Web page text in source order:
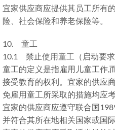
宜家供应商应提供其员工所有
险、社会保险和养老保险等。
10. 童工
10.1 禁止使用童工（启动要求
童工的定义是指雇用儿童工作,
接受教育的权利。宜家的供应
免雇用童工所采取的措施均应
宜家的供应商应遵守联合国
并符合其所在地相关国家或国